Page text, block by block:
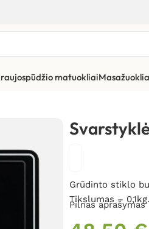
matuokliai
Grūdinto stiklo b
Tikslumas – 0,1kg.
Pilnas aprašymas